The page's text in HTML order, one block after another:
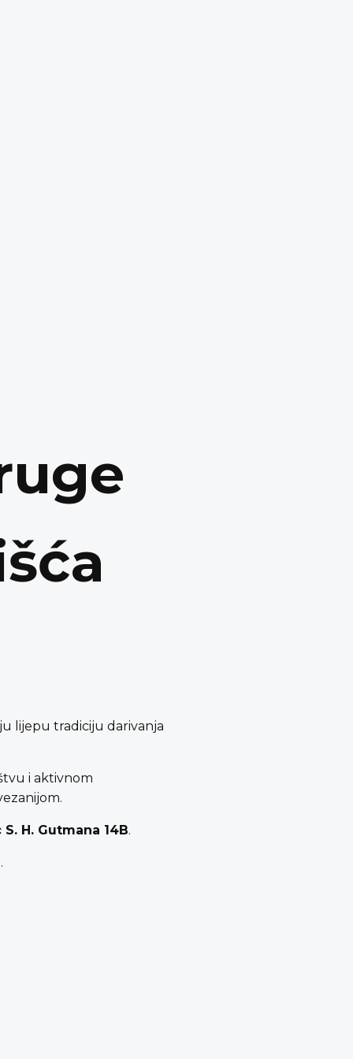
lijepu tradiciju darivanja
i aktivnom
H. Gutmana 14B.